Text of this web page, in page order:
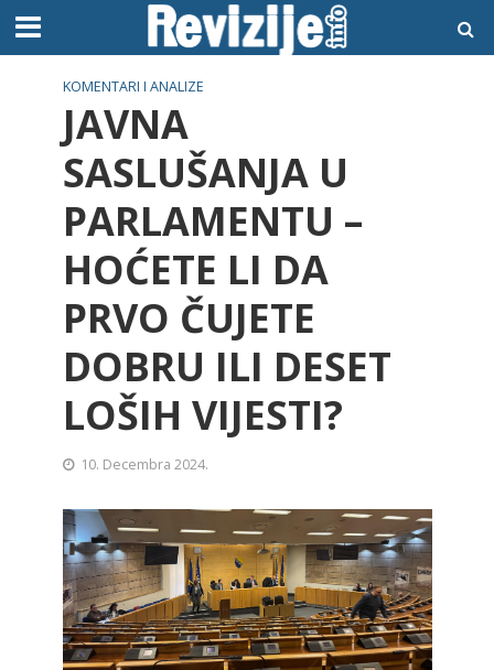
KOMENTARI I ANALIZE
JAVNA
SASLUŠANJA U
PARLAMENTU –
HOĆETE LI DA
PRVO ČUJETE
DOBRU ILI DESET
LOŠIH VIJESTI?
10. Decembra 2024.